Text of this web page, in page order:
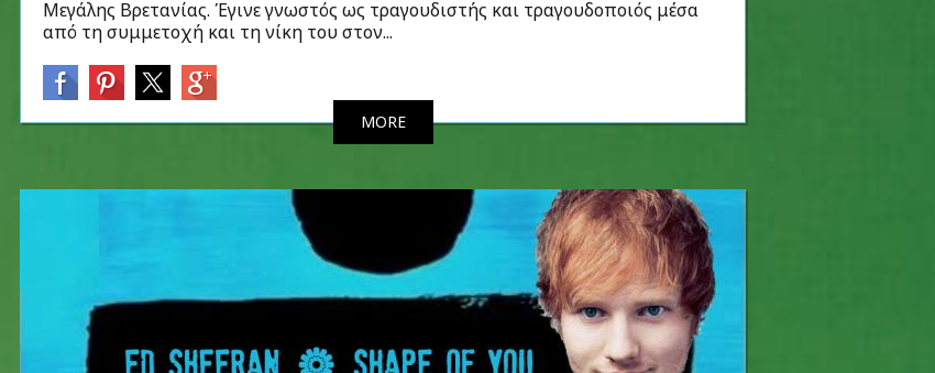
Μεγάλης Βρετανίας. Έγινε γνωστός ως τραγουδιστής και τραγουδοποιός μέσα
από τη συμμετοχή και τη νίκη του στον...
MORE